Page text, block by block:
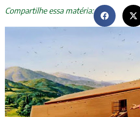
Compartilhe essa matéria: